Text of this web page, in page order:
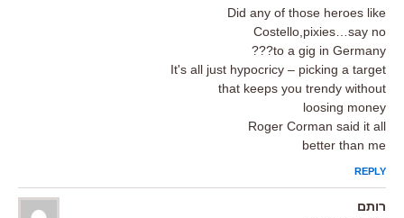
Did any of those heroes like
Costello,pixies…say no
to a gig in Germany???
It's all just hypocricy – picking a target
that keeps you trendy without
loosing money
Roger Corman said it all
better than me
REPLY
רותם